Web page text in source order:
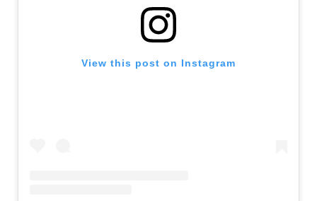
View this post on Instagram